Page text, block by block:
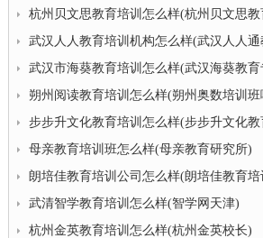
杭州贝文思教育培训怎么样(杭州贝文思
武汉人人教育培训机构怎么样(武汉人人
武汉市海葵教育培训怎么样(武汉海葵教育
朔州阅读教育培训怎么样(朔州奥数培训班
步步升文化教育培训怎么样(步步升文化
母亲教育培训班怎么样(母亲教育研究所)
朗培佳教育培训公司怎么样(朗培佳教育
武清智学教育培训怎么样(智学网天津)
杭州金英教育培训怎么样(杭州金英校长)